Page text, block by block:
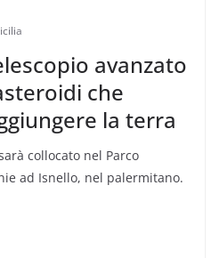
avanzato
che
la terra
collocato nel Parco
ad Isnello, nel palermitano.